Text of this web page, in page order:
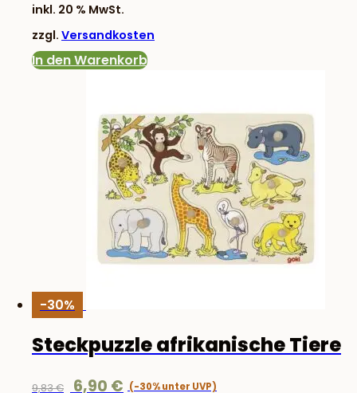
war:
19,83 €
inkl. 20 % MwSt.
zzgl. Versandkosten
In den Warenkorb
-30%
Steckpuzzle afrikanische Tiere
9,83€
Ursprünglicher
6,90 €